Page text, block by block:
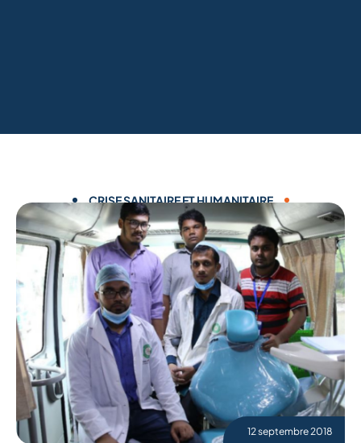
CRISE SANITAIRE ET HUMANITAIRE
12 septembre 2018